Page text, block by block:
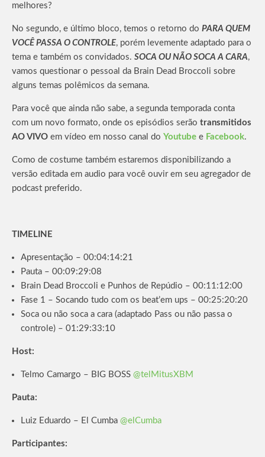
melhores?
No segundo, e último bloco, temos o retorno do PARA QUEM
VOCÊ PASSA O CONTROLE, porém levemente adaptado para o
tema e também os convidados. SOCA OU NÃO SOCA A CARA,
vamos questionar o pessoal da Brain Dead Broccoli sobre
alguns temas polêmicos da semana.
Para você que ainda não sabe, a segunda temporada conta
com um novo formato, onde os episódios serão transmitidos
AO VIVO em vídeo em nosso canal do Youtube e Facebook.
Como de costume também estaremos disponibilizando a
versão editada em audio para você ouvir em seu agregador de
podcast preferido.
TIMELINE
Apresentação – 00:04:14:21
Pauta – 00:09:29:08
Brain Dead Broccoli e Punhos de Repúdio – 00:11:12:00
Fase 1 – Socando tudo com os beat’em ups – 00:25:20:20
Soca ou não soca a cara (adaptado Pass ou não passa o
controle) – 01:29:33:10
Host:
Telmo Camargo – BIG BOSS @telMitusXBM
Pauta:
Luiz Eduardo – El Cumba @elCumba
Participantes: